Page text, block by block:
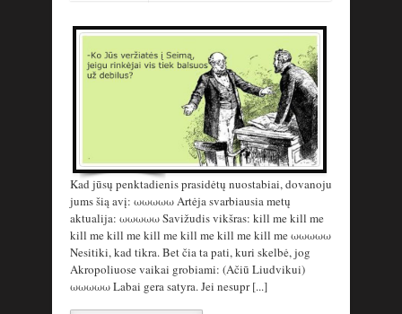
Kad jūsų penktadienis prasidėtų nuostabiai, dovanoju
jums šią avį: ωωωωω Artėja svarbiausia metų
aktualija: ωωωωω Savižudis vikšras: kill me kill me
kill me kill me kill me kill me kill me kill me ωωωωω
Nesitiki, kad tikra. Bet čia ta pati, kuri skelbė, jog
Akropoliuose vaikai grobiami: (Ačiū Liudvikui)
ωωωωω Labai gera satyra. Jei nesupr [...]